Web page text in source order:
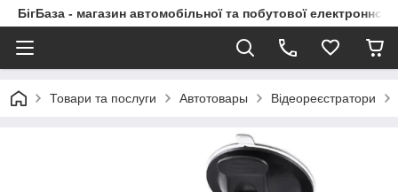
БігБаза - магазин автомобільної та побутової електронної
Товари та послуги Автотовары Відеореєстратори